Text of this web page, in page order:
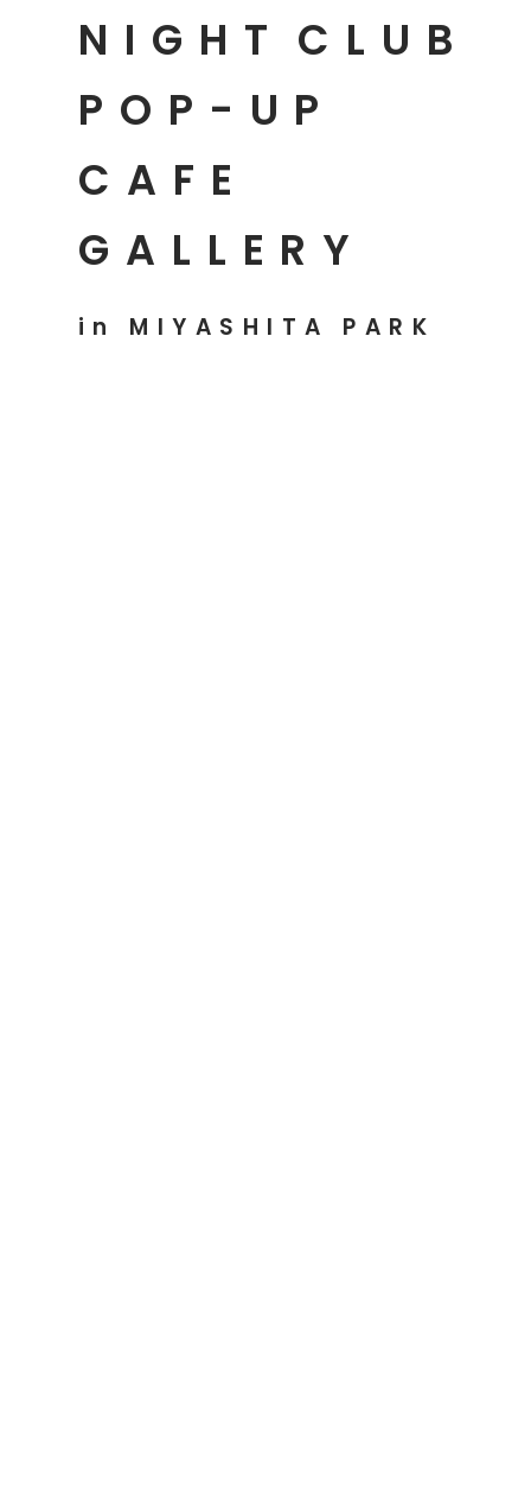
NIGHT CLUB
POP-UP
CAFE
GALLERY
in MIYASHITA PARK